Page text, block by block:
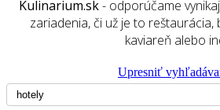
Kulinarium.sk- odporúčame
zariadenia, či už je to reštaurácia,
kaviareň alebo
Upresniť